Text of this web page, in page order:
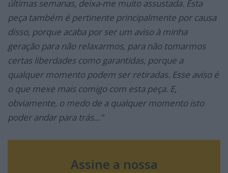
últimas semanas, deixa-me muito assustada. Esta
peça também é pertinente principalmente por causa
disso, porque acaba por ser um aviso à minha
geração para não relaxarmos, para não tomarmos
certas liberdades como garantidas, porque a
qualquer momento podem ser retiradas. Esse aviso é
o que mexe mais comigo com esta peça. E,
obviamente, o medo de a qualquer momento isto
poder andar para trás…”
Assine a nossa